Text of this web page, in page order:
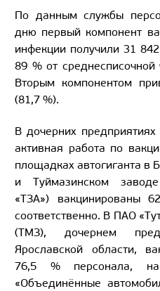
По данным службы
дню первый компонент
инфекции получили 31
89 % от среднесписочной
Вторым компонентом
(81,7 %).
В дочерних
активная работа по
площадках автогиганта
и Туймазинском
«ТЗА») вакцинированы
соответственно. В ПАО
(ТМЗ), дочернем
Ярославской области,
76,5 % персонала, на
«Объединённые